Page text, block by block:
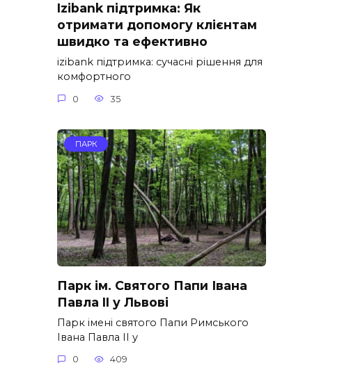
Izibank підтримка: Як
отримати допомогу клієнтам
швидко та ефективно
izibank підтримка: сучасні рішення для
комфортного
0 35
ПАРК
Парк ім. Святого Папи Івана
Павла II у Львові
Парк імені святого Папи Римського
Івана Павла II у
0 409